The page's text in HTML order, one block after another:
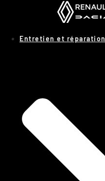
Panneau de gestion des cookies
Entretien et réparation